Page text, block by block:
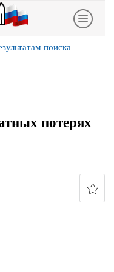
поиска
потерях